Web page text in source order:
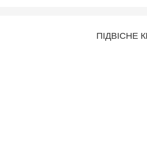
ПІДВІСНЕ